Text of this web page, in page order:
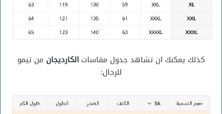
كذلك يمكنك ان تشاهد جدول مقاساتالكارديجان من تيمو
للرجال: